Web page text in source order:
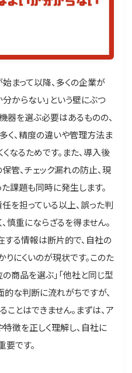
まって以降、多くの企業が
からない」という壁にぶつ
器を選ぶ必要はあるものの、
く、精度の違いや管理方法ま
なるためです。また、導入後
管、チェック漏れの防止、現
課題も同時に発生します。
を担っている以上、誤った判
慎重にならざるを得ません。
する情報は断片的で、自社の
にくいのが現状です。このた
の商品を選ぶ」「他社と同じ型
的な判断に流れがちですが、
とはできません。まずは、ア
徴を正しく理解し、自社に
です。